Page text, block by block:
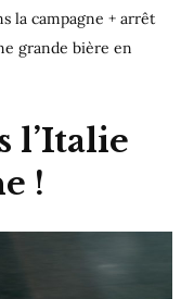
la campagne + arrêt
grande bière en
l’Italie
!